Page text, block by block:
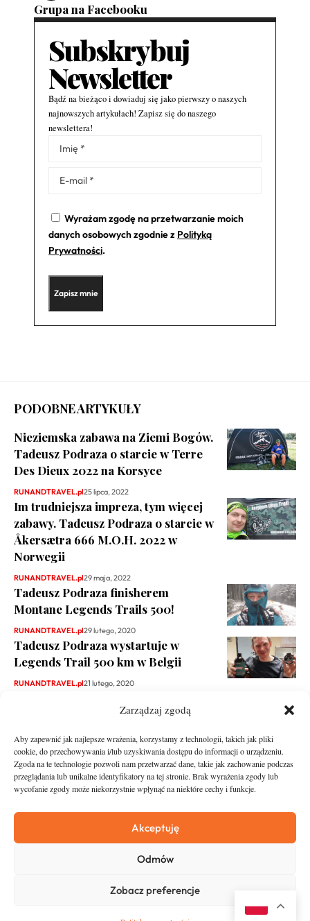
Zarządzaj zgodą
Aby zapewnić jak najlepsze wrażenia, korzystamy z technologii, takich jak pliki
cookie, do przechowywania i/lub uzyskiwania dostępu do informacji o urządzeniu.
Zgoda na te technologie pozwoli nam przetwarzać dane, takie jak zachowanie podczas
przeglądania lub unikalne identyfikatory na tej stronie. Brak wyrażenia zgody lub
wycofanie zgody może niekorzystnie wpłynąć na niektóre cechy i funkcje.
Akceptuję
Odmów
Zobacz preferencje
Grupa na Facebooku
Subskrybuj
Newsletter
Bądź na bieżąco i dowiaduj się jako pierwszy o naszych
najnowszych artykułach! Zapisz się do naszego
newslettera!
Wyrażam zgodę na przetwarzanie moich
danych osobowych zgodnie z Polityką
Prywatności.
Alternative:
PODOBNE ARTYKUŁY
Nieziemska zabawa na Ziemi Bogów.
Tadeusz Podraza o starcie w Terre
Des Dieux 2022 na Korsyce
RUNANDTRAVEL.pl25 lipca, 2022
Im trudniejsza impreza, tym więcej
zabawy. Tadeusz Podraza o starcie w
Åkersætra 666 M.O.H. 2022 w
Norwegii
RUNANDTRAVEL.pl29 maja, 2022
Tadeusz Podraza finisherem
Montane Legends Trails 500!
RUNANDTRAVEL.pl29 lutego, 2020
Tadeusz Podraza wystartuje w
Legends Trail 500 km w Belgii
RUNANDTRAVEL.pl21 lutego, 2020
Asfalt
O nas
Zostań Patronem
Kontakt